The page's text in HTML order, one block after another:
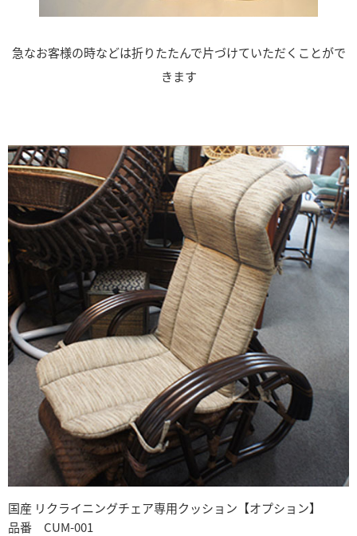
急なお客様の時などは折りたたんで片づけていただくことがで
きます
国産 リクライニングチェア専用クッション【オプション】
品番 CUM-001